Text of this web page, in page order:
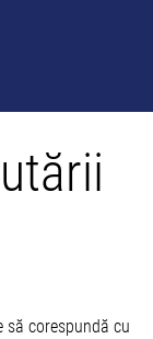
să corespundă cu